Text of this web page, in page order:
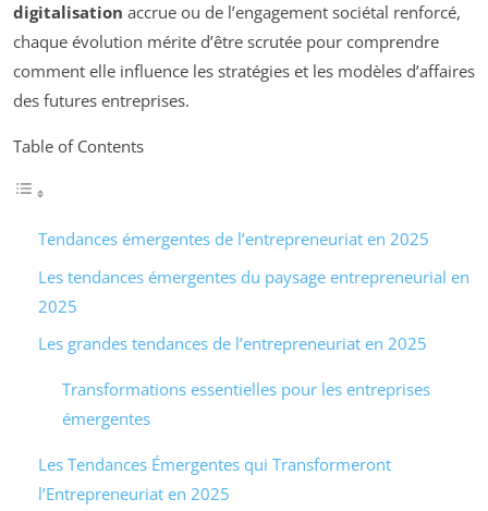
digitalisation accrue ou de l’engagement sociétal renforcé,
chaque évolution mérite d’être scrutée pour comprendre
comment elle influence les stratégies et les modèles d’affaires
des futures entreprises.
Table of Contents
Tendances émergentes de l’entrepreneuriat en 2025
Les tendances émergentes du paysage entrepreneurial en
2025
Les grandes tendances de l’entrepreneuriat en 2025
Transformations essentielles pour les entreprises
émergentes
Les Tendances Émergentes qui Transformeront
l’Entrepreneuriat en 2025